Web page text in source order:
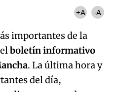
+A -A
importantes de la
boletín informativo
. La última hora y
del día,